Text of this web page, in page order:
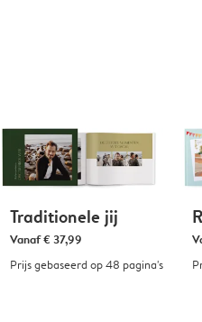
Traditionele jij
Vanaf€ 37,99
Prijs gebaseerd op 48 pagina's